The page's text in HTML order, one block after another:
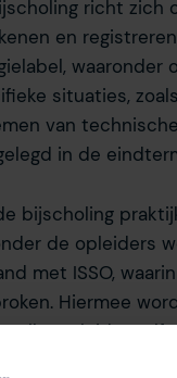
richt zich
en
waaronder
situaties,
van
in de
bijscholing
de opleiders
met ISSO,
Hiermee
elke opleider zelf